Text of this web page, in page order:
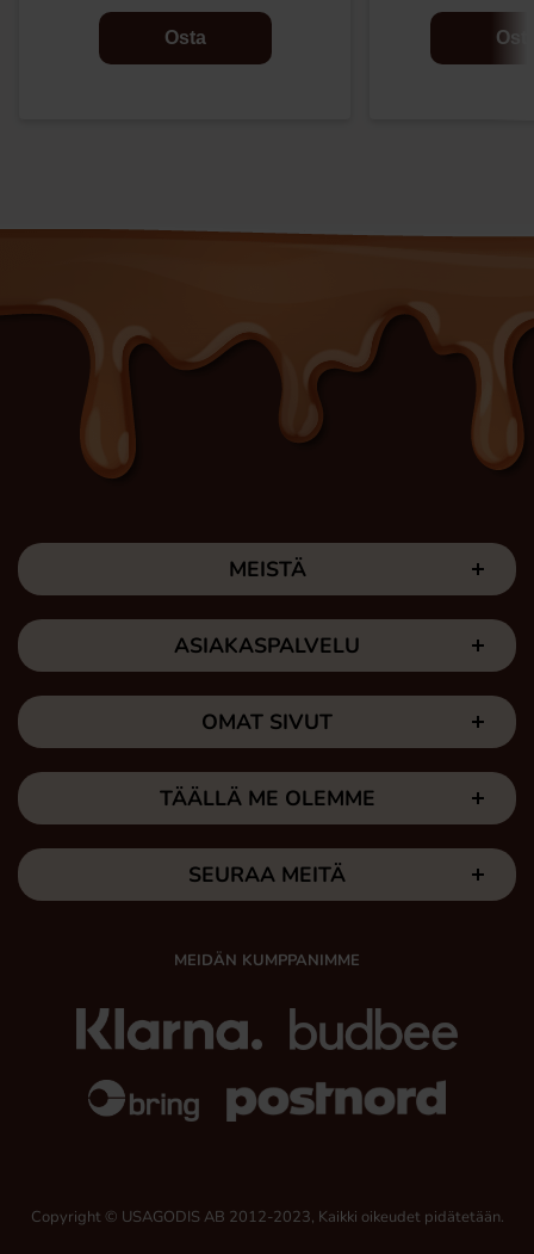
Osta
MEISTÄ
ASIAKASPALVELU
OMAT SIVUT
TÄÄLLÄ ME OLEMME
SEURAA MEITÄ
MEIDÄN KUMPPANIMME
Copyright © USAGODIS AB 2012-2023, Kaikki oikeudet pidätetään.